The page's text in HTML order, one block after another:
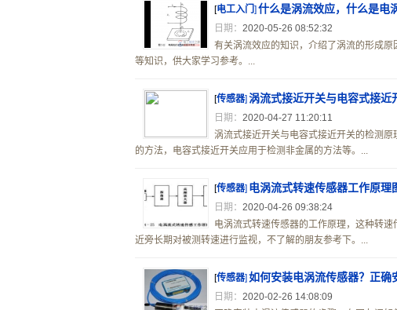
[电工入门] 什么是涡流效应，什么是电
日期： 2020-05-26 08:52:32
有关涡流效应的知识，介绍了涡流的形成
等知识，供大家学习参考。...
[传感器] 涡流式接近开关与电容式接近
日期： 2020-04-27 11:20:11
涡流式接近开关与电容式接近开关的检测
的方法，电容式接近开关应用于检测非金属的方法等。...
[传感器] 电涡流式转速传感器工作原理
日期： 2020-04-26 09:38:24
电涡流式转速传感器的工作原理，这种转
近旁长期对被测转速进行监视，不了解的朋友参考下。...
[传感器] 如何安装电涡流传感器？正确
日期： 2020-02-26 14:08:09